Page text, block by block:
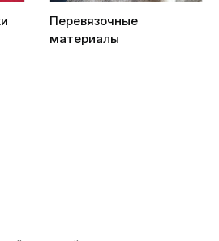
Перевязочные
материалы